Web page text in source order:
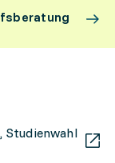
Studienwahl